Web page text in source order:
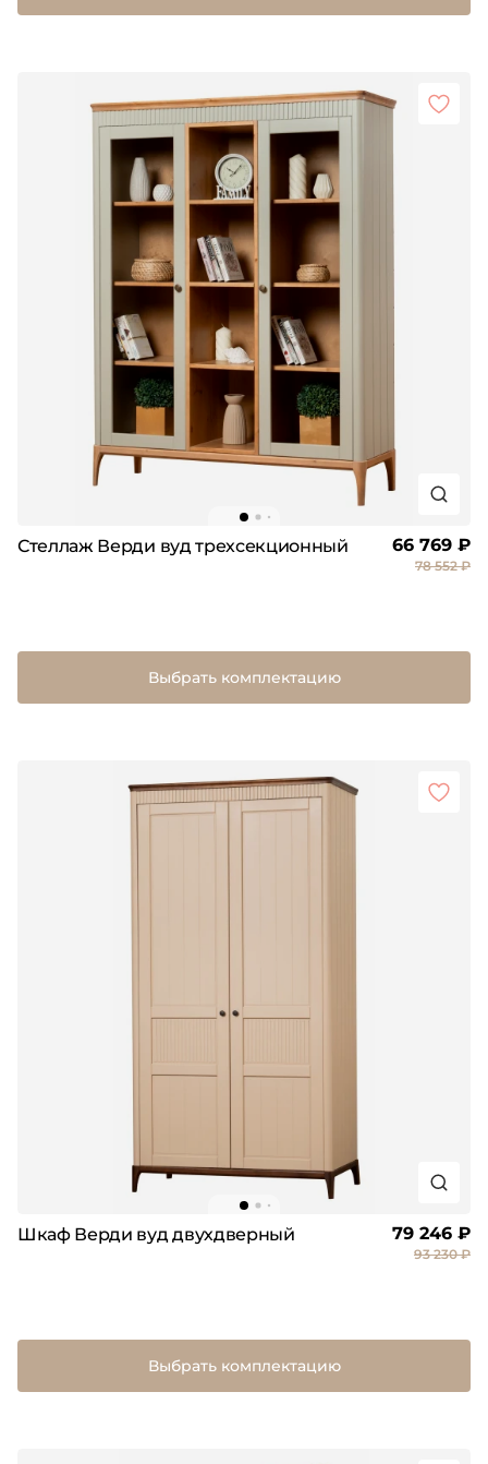
Стеллаж Верди вуд трехсекционный 66 769 ₽
78 552 ₽
Выбрать комплектацию
Шкаф Верди вуд двухдверный 79 246 ₽
93 230 ₽
Выбрать комплектацию